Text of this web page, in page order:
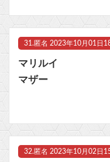
31. 匿名 2023年10月01日
マリルイ
マザー
32. 匿名 2023年10月02日